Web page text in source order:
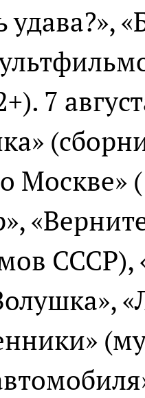
удава?»,
7
Москве»
СССР),